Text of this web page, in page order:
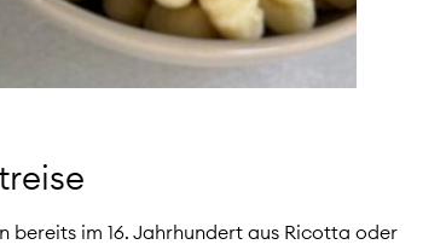
im 16. Jahrhundert aus Ricotta oder